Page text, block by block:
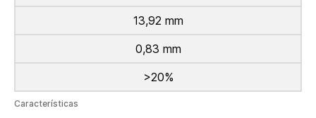
13,92 mm
0,83 mm
>20%
Características